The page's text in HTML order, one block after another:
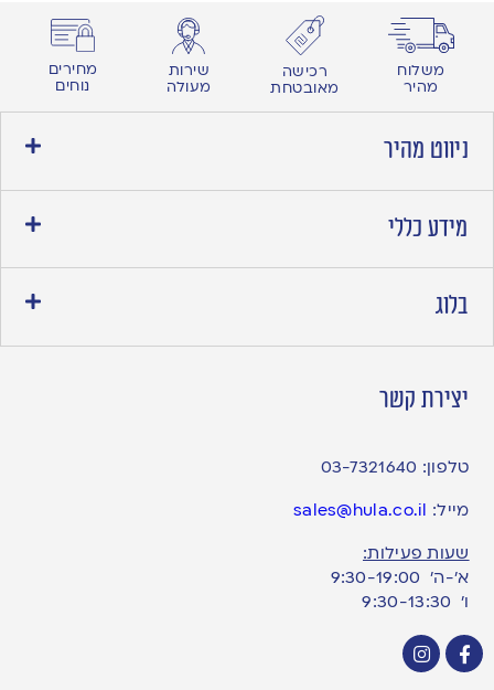
משלוח
מהיר
רכישה
מאובטחת
שירות
מעולה
מחירים
נוחים
ניווט מהיר
מידע כללי
בלוג
יצירת קשר
טלפון: 03-7321640
מייל: sales@hula.co.il
שעות פעילות:
א’-ה’ 9:30-19:00
ו׳ 9:30-13:30